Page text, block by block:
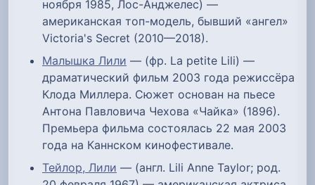
ноября 1985, Лос-Анджелес) —
американская топ-модель, бывший «ангел»
Victoria's Secret (2010—2018).
Малышка Лили — (фр. La petite Lili) —
драматический фильм 2003 года режиссёра
Клода Миллера. Сюжет основан на пьесе
Антона Павловича Чехова «Чайка» (1896).
Премьера фильма состоялась 22 мая 2003
года на Каннском кинофестивале.
Тейлор, Лили — (англ. Lili Anne Taylor; род.